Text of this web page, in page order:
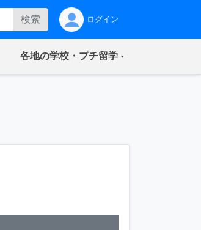
検索 ログイン
各地の学校・プチ留学(current)